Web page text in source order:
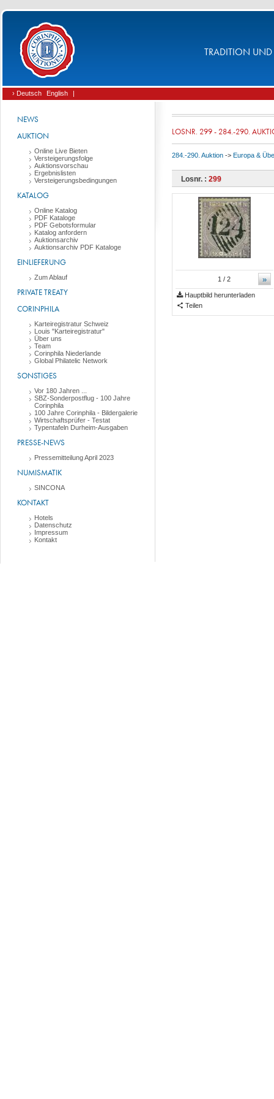
TRADITION UND
› Deutsch English |
NEWS
AUKTION
Online Live Bieten
Versteigerungsfolge
Auktionsvorschau
Ergebnislisten
Versteigerungsbedingungen
KATALOG
Online Katalog
PDF Kataloge
PDF Gebotsformular
Katalog anfordern
Auktionsarchiv
Auktionsarchiv PDF Kataloge
EINLIEFERUNG
Zum Ablauf
PRIVATE TREATY
CORINPHILA
Karteiregistratur Schweiz
Louis "Karteiregistratur"
Über uns
Team
Corinphila Niederlande
Global Philatelic Network
SONSTIGES
Vor 180 Jahren ...
SBZ-Sonderpostflug - 100 Jahre
Corinphila
100 Jahre Corinphila - Bildergalerie
Wirtschaftsprüfer - Testat
Typentafeln Durheim-Ausgaben
PRESSE-NEWS
Pressemitteilung April 2023
NUMISMATIK
SINCONA
KONTAKT
Hotels
Datenschutz
Impressum
Kontakt
LOSNR. 299 - 284.-290.
284.-290. Auktion -> Europa &
Losnr. : 299
»
1 / 2
Hauptbild herunterladen
Teilen